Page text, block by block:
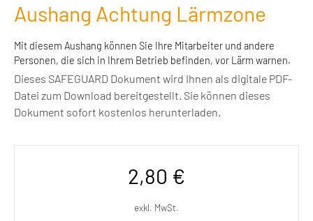
Aushang Achtung Lärmzone
Mit diesem Aushang können Sie Ihre Mitarbeiter und andere
Personen, die sich in Ihrem Betrieb befinden, vor Lärm warnen.
Dieses SAFEGUARD Dokument wird Ihnen als digitale PDF-
Datei zum Download bereitgestellt. Sie können dieses
Dokument sofort kostenlos herunterladen.
2,80 €
exkl. MwSt.